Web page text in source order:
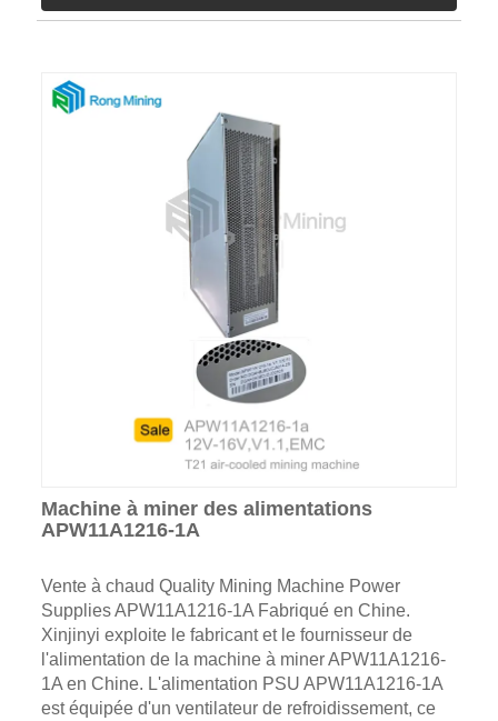
Machine à miner des alimentations
APW11A1216-1A
Vente à chaud Quality Mining Machine Power
Supplies APW11A1216-1A Fabriqué en Chine.
Xinjinyi exploite le fabricant et le fournisseur de
l'alimentation de la machine à miner APW11A1216-
1A en Chine. L'alimentation PSU APW11A1216-1A
est équipée d'un ventilateur de refroidissement, ce